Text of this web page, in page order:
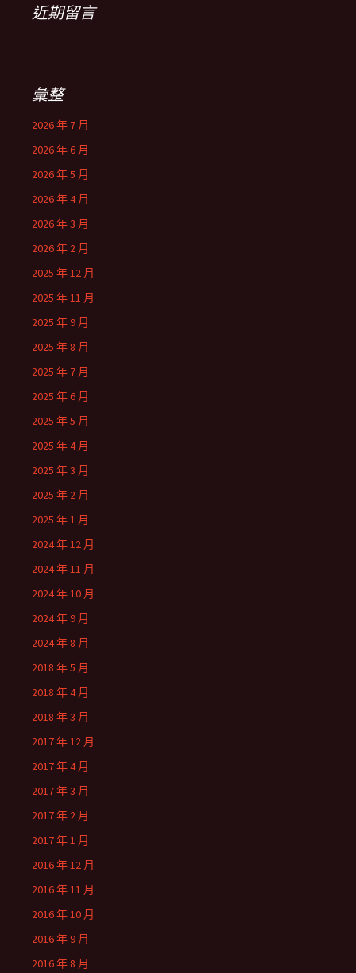
近期留言
彙整
2026 年 7 月
2026 年 6 月
2026 年 5 月
2026 年 4 月
2026 年 3 月
2026 年 2 月
2025 年 12 月
2025 年 11 月
2025 年 9 月
2025 年 8 月
2025 年 7 月
2025 年 6 月
2025 年 5 月
2025 年 4 月
2025 年 3 月
2025 年 2 月
2025 年 1 月
2024 年 12 月
2024 年 11 月
2024 年 10 月
2024 年 9 月
2024 年 8 月
2018 年 5 月
2018 年 4 月
2018 年 3 月
2017 年 12 月
2017 年 4 月
2017 年 3 月
2017 年 2 月
2017 年 1 月
2016 年 12 月
2016 年 11 月
2016 年 10 月
2016 年 9 月
2016 年 8 月